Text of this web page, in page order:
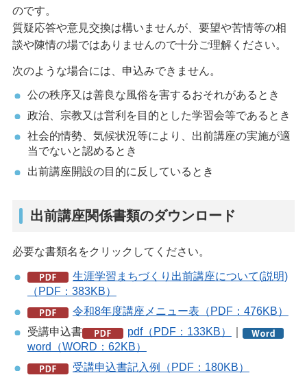
のです。
質疑応答や意見交換は構いませんが、要望や苦情等の相
談や陳情の場ではありませんので十分ご理解ください。
次のような場合には、申込みできません。
公の秩序又は善良な風俗を害するおそれがあるとき
政治、宗教又は営利を目的とした学習会等であるとき
社会的情勢、気候状況等により、出前講座の実施が適
当でないと認めるとき
出前講座開設の目的に反しているとき
出前講座関係書類のダウンロード
必要な書類名をクリックしてください。
生涯学習まちづくり出前講座について(説明)
（PDF：383KB）
令和8年度講座メニュー表（PDF：476KB）
受講申込書
pdf（PDF：133KB）
word（WORD：62KB）
受講申込書記入例（PDF：180KB）